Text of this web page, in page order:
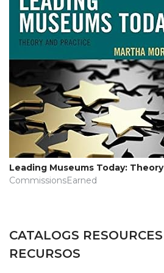
Leading Museums Today:
CommissionsEarned
CATALOGS
RECURSOS